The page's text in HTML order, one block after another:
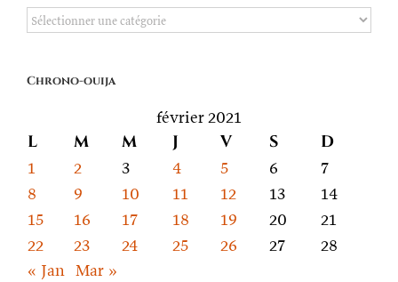
De
parle
Chrono-ouija
février 2021
L M M J V S D
1 2 3 4 5 6
7
8
9 10 11 12 13
14
15
16 17 18 19 20
21
22
23 24 25 26 27
28
« Jan Mar »